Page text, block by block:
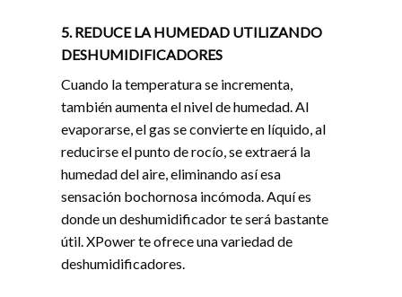
5. REDUCE LA HUMEDAD UTILIZANDO
DESHUMIDIFICADORES
Cuando la temperatura se incrementa,
también aumenta el nivel de humedad. Al
evaporarse, el gas se convierte en líquido, al
reducirse el punto de rocío, se extraerá la
humedad del aire, eliminando así esa
sensación bochornosa incómoda. Aquí es
donde un deshumidificador te será bastante
útil. XPower te ofrece una variedad de
deshumidificadores.